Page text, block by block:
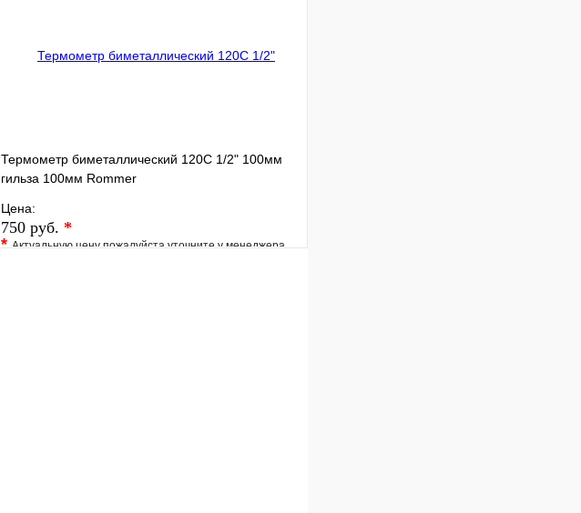
Термометр биметаллический 120С 1/2" 100мм
гильза 100мм Rommer
Цена:
750 руб. *
*Актуальную цену пожалуйста уточните у менеджера